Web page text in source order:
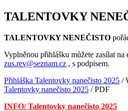
TALENTOVKY
TALENTOVKY NENEČISTO
Vyplněnou přihlášku můžete zasílat na
zus.rev@seznam.cz , s podpisem.
Přihláška Talentovky nanečisto 2025 /
Talentovky nanečisto 2025 / PDF
INFO/ Talentovky nanečisto 2025